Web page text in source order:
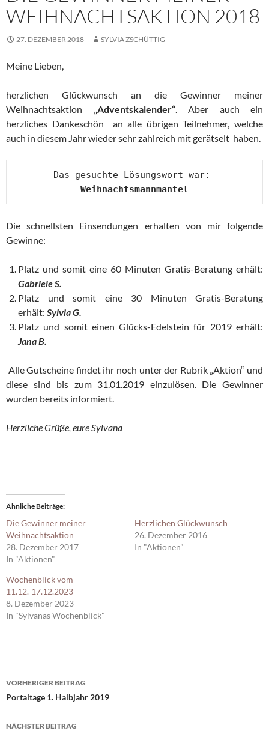
WEIHNACHTSAKTION 2018
27. DEZEMBER 2018 SYLVIA ZSCHÜTTIG
Meine Lieben,
herzlichen Glückwunsch an die Gewinner meiner
Weihnachtsaktion „Adventskalender“. Aber auch ein
herzliches Dankeschön an alle übrigen Teilnehmer, welche
auch in diesem Jahr wieder sehr zahlreich mit gerätselt haben.
Weihnachtsmannmantel
Die schnellsten Einsendungen erhalten von mir folgende
Gewinne:
Platz und somit eine 60 Minuten Gratis-Beratung erhält:
GabrieleS.
Platz und somit eine 30 Minuten Gratis-Beratung
erhält: Sylvia G.
Platz und somit einen Glücks-Edelstein für 2019 erhält:
Jana B.
Alle Gutscheine findet ihr noch unter der Rubrik „Aktion“ und
diese sind bis zum 31.01.2019 einzulösen. Die Gewinner
wurden bereits informiert.
Herzliche Grüße, eure Sylvana
Ähnliche Beiträge
Die Gewinner meiner
Weihnachtsaktion
28. Dezember 2017
In "Aktionen"
Herzlichen Glückwunsch
26. Dezember 2016
In "Aktionen"
Wochenblick vom
11.12.-17.12.2023
8. Dezember 2023
In "Sylvanas Wochenblick"
Beitragsnavigation
VORHERIGER BEITRAG
Portaltage 1. Halbjahr 2019
NÄCHSTER BEITRAG